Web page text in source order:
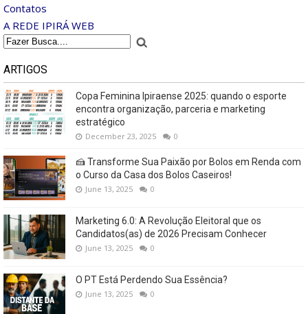
Contatos
A REDE IPIRÁ WEB
ARTIGOS
Copa Feminina Ipiraense 2025: quando o esporte
encontra organização, parceria e marketing
estratégico
December 23, 2025 0
🍰 Transforme Sua Paixão por Bolos em Renda com
o Curso da Casa dos Bolos Caseiros!
June 13, 2025 0
Marketing 6.0: A Revolução Eleitoral que os
Candidatos(as) de 2026 Precisam Conhecer
June 13, 2025 0
O PT Está Perdendo Sua Essência?
June 13, 2025 0